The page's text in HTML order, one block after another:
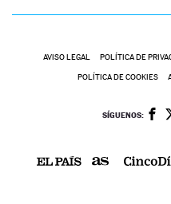
AVISO LEGAL POLÍTICA DE
POLÍTICA DE COOKIES
SÍGUENOS: